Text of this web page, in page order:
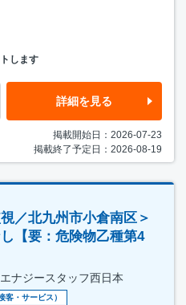
します
詳細を見る
掲載開始日：2026-07-23
掲載終了予定日：2026-08-19
／北九州市小倉南区＞
【要：危険物乙種第4
ナジースタッフ西日本
客・サービス）